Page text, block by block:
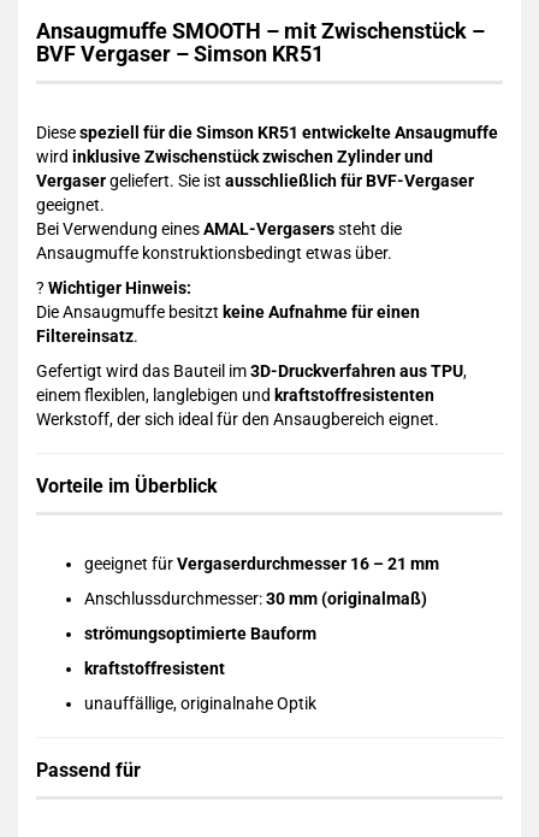
Ansaugmuffe SMOOTH – mit Zwischenstück –
BVF Vergaser – Simson KR51
Diesespeziell für die Simson KR51 entwickelte Ansaugmuffe
wird inklusive Zwischenstück zwischen Zylinder und
Vergasergeliefert. Sie ist ausschließlich für BVF-Vergaser
geeignet.
Bei Verwendung einesAMAL-Vergaserssteht die
Ansaugmuffe konstruktionsbedingt etwas über.
? Wichtiger Hinweis:
Die Ansaugmuffe besitzt keine Aufnahme für einen
Filtereinsatz.
Gefertigt wird das Bauteil im3D-Druckverfahren aus TPU,
einem flexiblen, langlebigen und kraftstoffresistenten
Werkstoff, der sich ideal für den Ansaugbereich eignet.
Vorteile im Überblick
geeignet fürVergaserdurchmesser 16 – 21 mm
Anschlussdurchmesser:30 mm (originalmaß)
strömungsoptimierte Bauform
kraftstoffresistent
unauffällige, originalnahe Optik
Passend für